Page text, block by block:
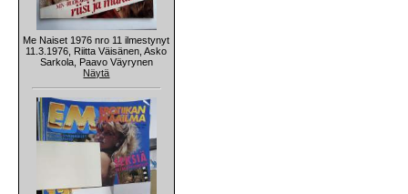
Me Naiset 1976 nro 11 ilmestynyt
11.3.1976, Riitta Väisänen, Asko
Sarkola, Paavo Väyrynen
Näytä